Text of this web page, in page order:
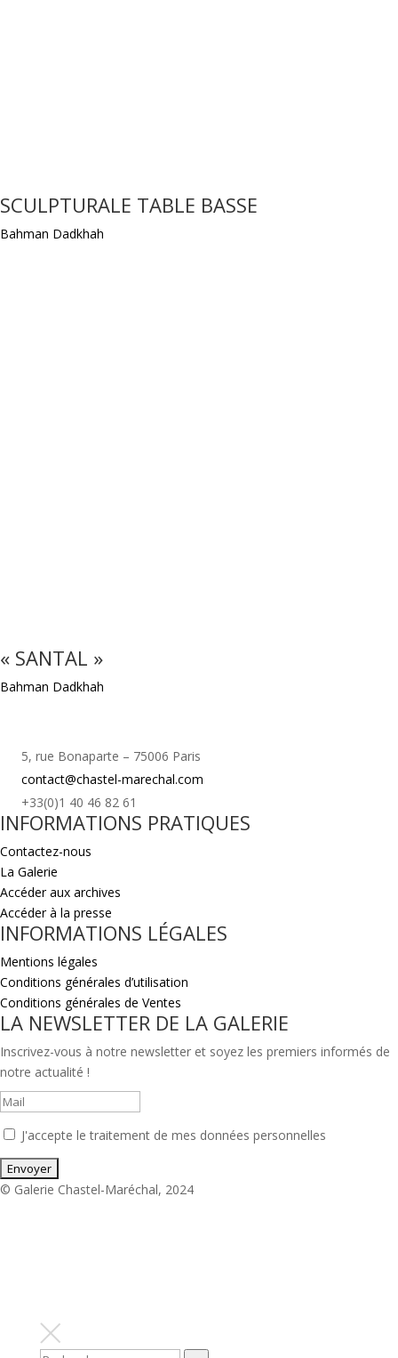
SCULPTURALE TABLE BASSE
Bahman Dadkhah
« SANTAL »
Bahman Dadkhah
5, rue Bonaparte – 75006 Paris
contact@chastel-marechal.com
+33(0)1 40 46 82 61
INFORMATIONS PRATIQUES
Contactez-nous
La Galerie
Accéder aux archives
Accéder à la presse
INFORMATIONS LÉGALES
Mentions légales
Conditions générales d’utilisation
Conditions générales de Ventes
LA NEWSLETTER DE LA GALERIE
Inscrivez-vous à notre newsletter et soyez les premiers informés de
notre actualité !
J'accepte le traitement de mes données personnelles
© Galerie Chastel-Maréchal, 2024